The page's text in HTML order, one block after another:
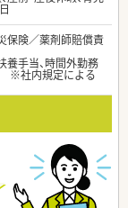
保険／薬剤師賠償責
養手当、時間外勤務
※社内規定による